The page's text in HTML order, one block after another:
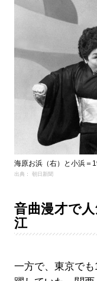
海原お浜（右）と小浜＝
出典： 朝日新聞
音曲漫才で
江
一方で、東京で